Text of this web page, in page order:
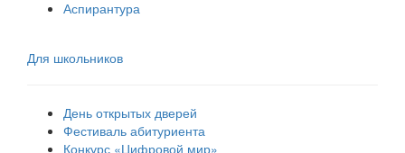
Аспирантура
Для школьников
День открытых дверей
Фестиваль абитуриента
Конкурс «Цифровой мир»